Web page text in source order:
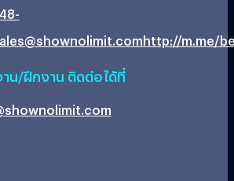
http://m.me/
น/ฝึกงาน ติดต่อได้ที่